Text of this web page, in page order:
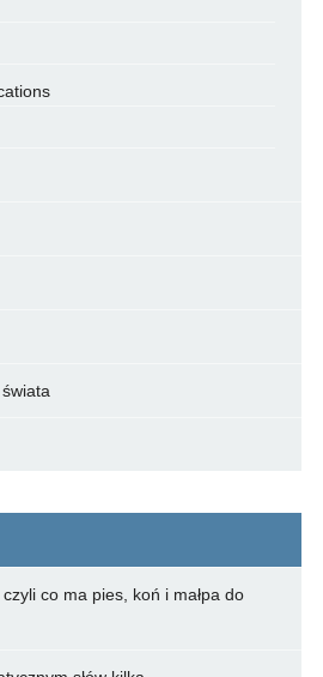
co ma pies, koń i małpa do